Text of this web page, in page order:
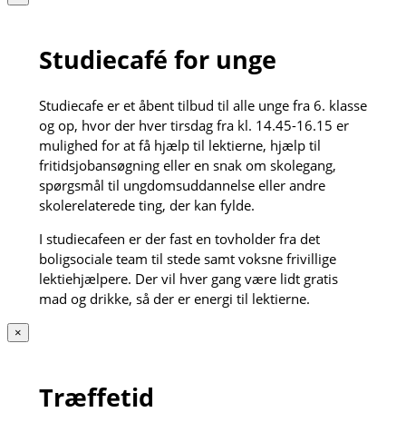
Studiecafé for unge
Studiecafe er et åbent tilbud til alle unge fra 6. klasse
og op, hvor der hver tirsdag fra kl. 14.45-16.15 er
mulighed for at få hjælp til lektierne, hjælp til
fritidsjobansøgning eller en snak om skolegang,
spørgsmål til ungdomsuddannelse eller andre
skolerelaterede ting, der kan fylde.
I studiecafeen er der fast en tovholder fra det
boligsociale team til stede samt voksne frivillige
lektiehjælpere. Der vil hver gang være lidt gratis
mad og drikke, så der er energi til lektierne.
×
Træffetid